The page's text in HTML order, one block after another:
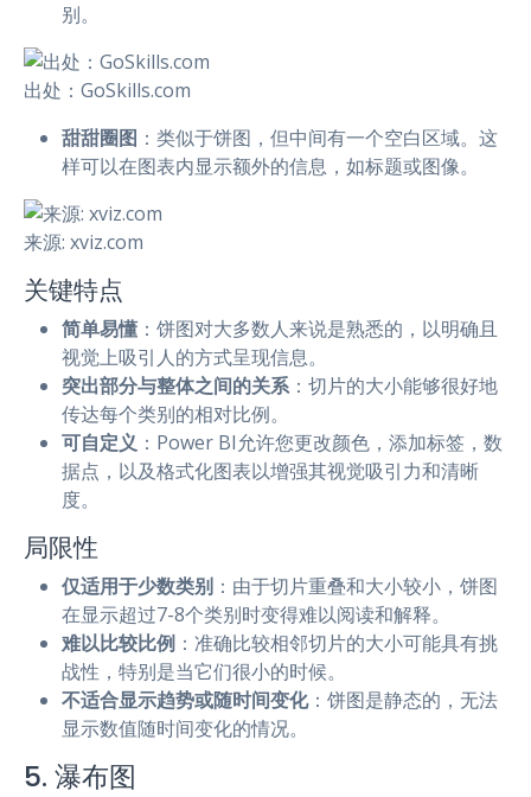
别。
出处：GoSkills.com
甜甜圈图 ：类似于饼图，但中间有一个空白区域。这
样可以在图表内显示额外的信息，如标题或图像。
来源: xviz.com
关键特点
简单易懂 ：饼图对大多数人来说是熟悉的，以明确且
视觉上吸引人的方式呈现信息。
突出部分与整体之间的关系：切片的大小能够很好地
传达每个类别的相对比例。
可自定义 ：Power BI允许您更改颜色，添加标签，数
据点，以及格式化图表以增强其视觉吸引力和清晰
度。
局限性
仅适用于少数类别 ：由于切片重叠和大小较小，饼图
在显示超过7-8个类别时变得难以阅读和解释。
难以比较比例 ：准确比较相邻切片的大小可能具有挑
战性，特别是当它们很小的时候。
不适合显示趋势或随时间变化：饼图是静态的，无法
显示数值随时间变化的情况。
5. 瀑布图